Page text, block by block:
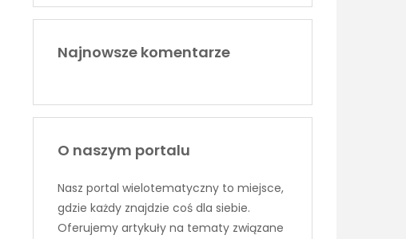
Najnowsze komentarze
O naszym portalu
Nasz portal wielotematyczny to miejsce,
gdzie każdy znajdzie coś dla siebie.
Oferujemy artykuły na tematy związane